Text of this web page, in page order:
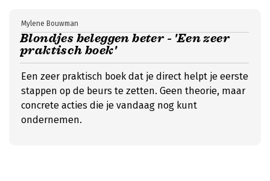
Blondjes beleggen beter - 'Een zeer
praktisch boek'
Mylene Bouwman
Een zeer praktisch boek dat je direct helpt je eerste
stappen op de beurs te zetten. Geen theorie, maar
concrete acties die je vandaag nog kunt
ondernemen.